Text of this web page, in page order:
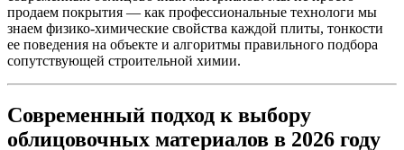
продаем покрытия — как профессиональные технологи мы
знаем физико-химические свойства каждой плиты, тонкости
ее поведения на объекте и алгоритмы правильного подбора
сопутствующей строительной химии.
Современный подход к выбору
облицовочных материалов в 2026 году